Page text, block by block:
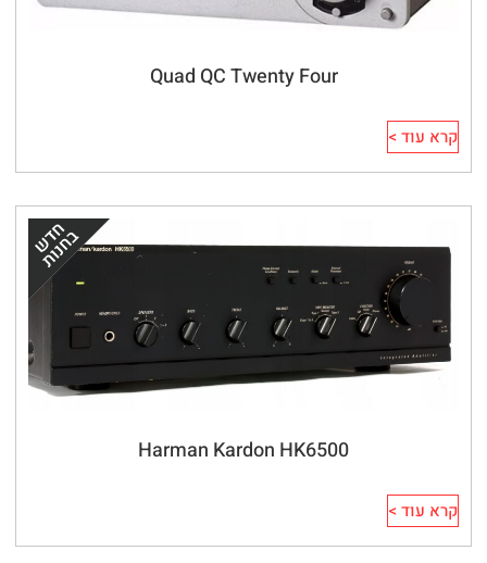
Quad QC Twenty Four
קרא עוד >
Harman Kardon HK6500
קרא עוד >